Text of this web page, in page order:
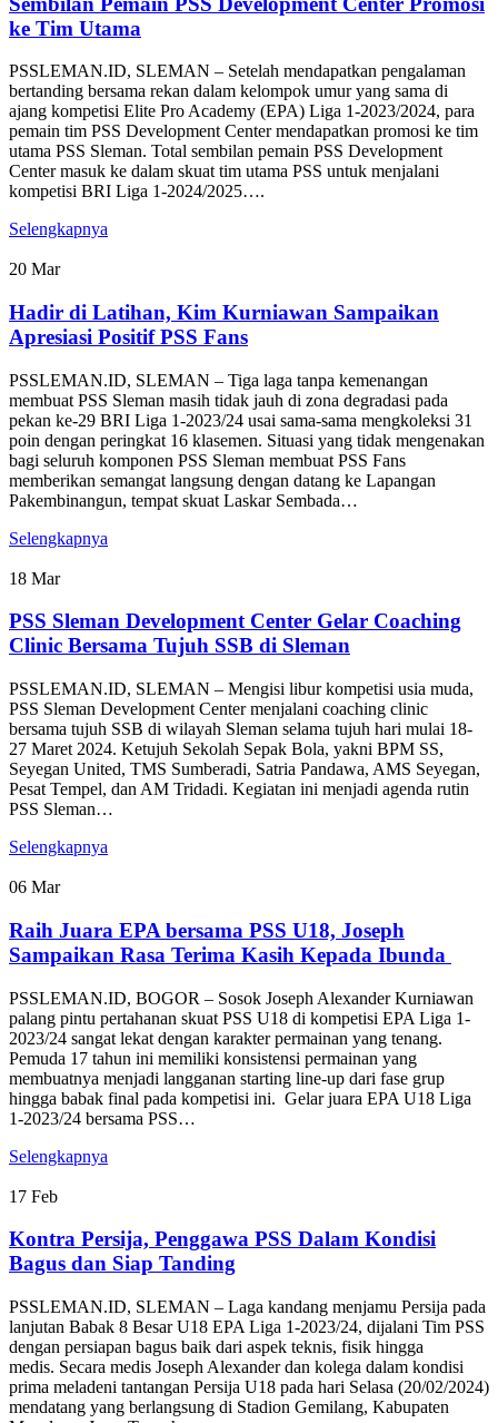
ke Tim Utama
PSSLEMAN.ID, SLEMAN – Setelah mendapatkan pengalaman
bertanding bersama rekan dalam kelompok umur yang sama di
ajang kompetisi Elite Pro Academy (EPA) Liga 1-2023/2024, para
pemain tim PSS Development Center mendapatkan promosi ke tim
utama PSS Sleman. Total sembilan pemain PSS Development
Center masuk ke dalam skuat tim utama PSS untuk menjalani
kompetisi BRI Liga 1-2024/2025….
Selengkapnya
20 Mar
Hadir di Latihan, Kim Kurniawan Sampaikan
Apresiasi Positif PSS Fans
PSSLEMAN.ID, SLEMAN – Tiga laga tanpa kemenangan
membuat PSS Sleman masih tidak jauh di zona degradasi pada
pekan ke-29 BRI Liga 1-2023/24 usai sama-sama mengkoleksi 31
poin dengan peringkat 16 klasemen. Situasi yang tidak mengenakan
bagi seluruh komponen PSS Sleman membuat PSS Fans
memberikan semangat langsung dengan datang ke Lapangan
Pakembinangun, tempat skuat Laskar Sembada…
Selengkapnya
18 Mar
PSS Sleman Development Center Gelar Coaching
Clinic Bersama Tujuh SSB di Sleman
PSSLEMAN.ID, SLEMAN – Mengisi libur kompetisi usia muda,
PSS Sleman Development Center menjalani coaching clinic
bersama tujuh SSB di wilayah Sleman selama tujuh hari mulai 18-
27 Maret 2024. Ketujuh Sekolah Sepak Bola, yakni BPM SS,
Seyegan United, TMS Sumberadi, Satria Pandawa, AMS Seyegan,
Pesat Tempel, dan AM Tridadi. Kegiatan ini menjadi agenda rutin
PSS Sleman…
Selengkapnya
06 Mar
Raih Juara EPA bersama PSS U18, Joseph
Sampaikan Rasa Terima Kasih Kepada Ibunda
PSSLEMAN.ID, BOGOR – Sosok Joseph Alexander Kurniawan
palang pintu pertahanan skuat PSS U18 di kompetisi EPA Liga 1-
2023/24 sangat lekat dengan karakter permainan yang tenang.
Pemuda 17 tahun ini memiliki konsistensi permainan yang
membuatnya menjadi langganan starting line-up dari fase grup
hingga babak final pada kompetisi ini. Gelar juara EPA U18 Liga
1-2023/24 bersama PSS…
Selengkapnya
17 Feb
Kontra Persija, Penggawa PSS Dalam Kondisi
Bagus dan Siap Tanding
PSSLEMAN.ID, SLEMAN – Laga kandang menjamu Persija pada
lanjutan Babak 8 Besar U18 EPA Liga 1-2023/24, dijalani Tim PSS
dengan persiapan bagus baik dari aspek teknis, fisik hingga
medis. Secara medis Joseph Alexander dan kolega dalam kondisi
prima meladeni tantangan Persija U18 pada hari Selasa (20/02/2024)
mendatang yang berlangsung di Stadion Gemilang, Kabupaten